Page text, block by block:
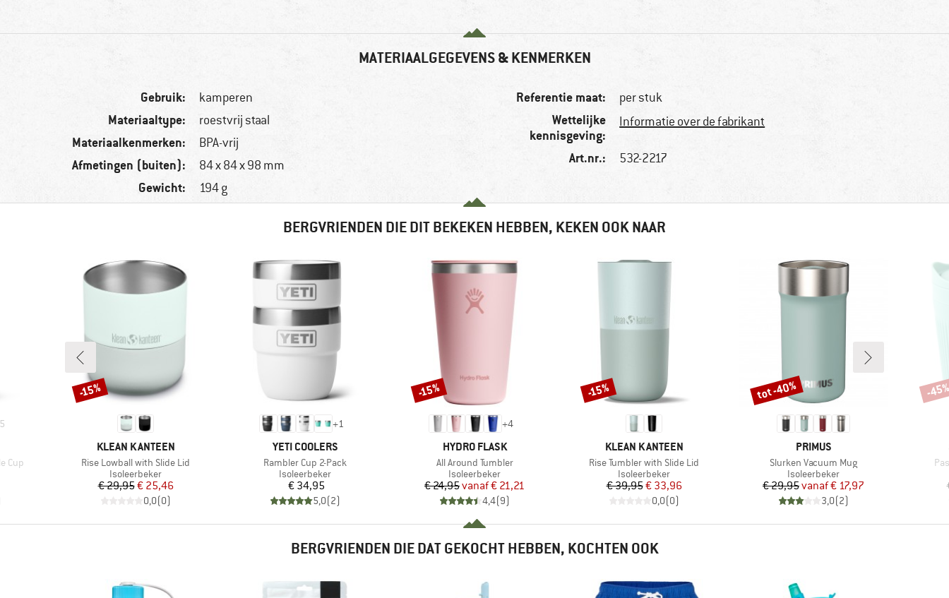
MATERIAALGEGEVENS & KENMERKEN
Gebruik: kamperen
Materiaaltype: roestvrij staal
Materiaalkenmerken: BPA-vrij
Afmetingen (buiten): 84 x 84 x 98 mm
Gewicht: 194 g
Referentie maat: per stuk
Wettelijke
kennisgeving:
Informatie over de fabrikant
Art.nr.: 532-2217
BERGVRIENDEN DIE DIT BEKEKEN HEBBEN, KEKEN OOK NAAR
5
Cup
MERK
KLEAN KANTEEN
Artikel
Rise Lowball with Slide Lid
Productgroep
Isoleerbeker
Prijs
€ 29,95Verlaagde prijs
€ 25,46
0,0(0)
Korting
-15%
+1
MERK
YETI COOLERS
Artikel
Rambler Cup 2-Pack
Productgroep
Isoleerbeker
Prijs
€ 34,95
5,0(2)
+4
MERK
HYDRO FLASK
Artikel
All Around Tumbler
Productgroep
Isoleerbeker
Prijs
€ 24,95 Verlaagde prijs
vanaf€ 21,21
4,4(9)
Korting
-15%
MERK
KLEAN KANTEEN
Artikel
Rise Tumbler with Slide Lid
Productgroep
Isoleerbeker
Prijs
€ 39,95Verlaagde prijs
€ 33,96
0,0(0)
Korting
-15%
MERK
PRIMUS
Artikel
Slurken Vacuum Mug
Productgroep
Isoleerbeker
Prijs
€ 29,95 Verlaagde prijs
vanaf€ 17,97
3,0(2)
Korting
tot -40% -
BERGVRIENDEN DIE DAT GEKOCHT HEBBEN, KOCHTEN OOK